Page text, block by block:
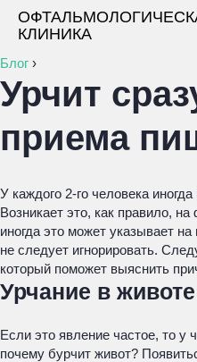
КЛИНИКА
Блог ›
Урчит
приема
У каждого 2-го человека
Возникает это, как правило,
иногда это может указывает
не следует игнорировать.
который поможет выяснить
Урчание в
Если это явление частое, то у
почему бурчит живот?